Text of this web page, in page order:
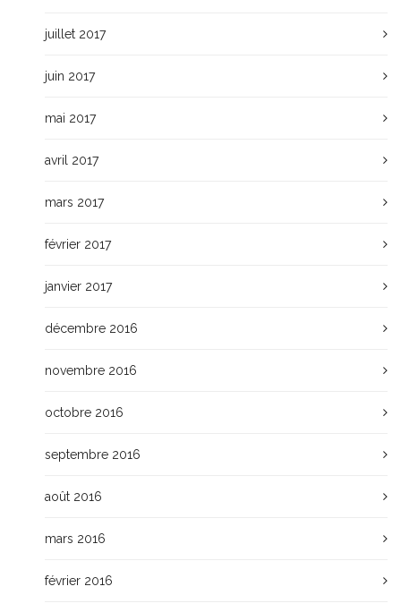
juillet 2017
juin 2017
mai 2017
avril 2017
mars 2017
février 2017
janvier 2017
décembre 2016
novembre 2016
octobre 2016
septembre 2016
août 2016
mars 2016
février 2016